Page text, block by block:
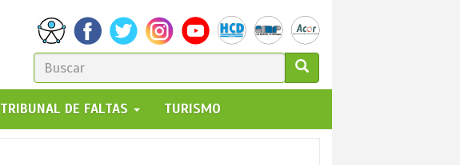
FORMULARIO
DE
BÚSQUEDA
GO!
TRIBUNAL DE FALTAS TURISMO